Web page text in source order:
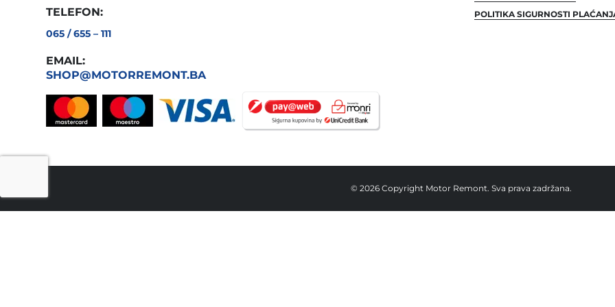
TELEFON:
065 / 655 – 111
EMAIL:
SHOP@MOTORREMONT.BA
POLITIKA SIGURNOSTI
© 2026 Copyright Motor Remont. Sva prava zadržana.